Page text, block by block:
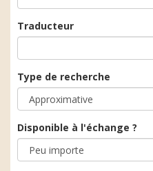
Traducteur
Type de recherche
Disponible à l'échange ?